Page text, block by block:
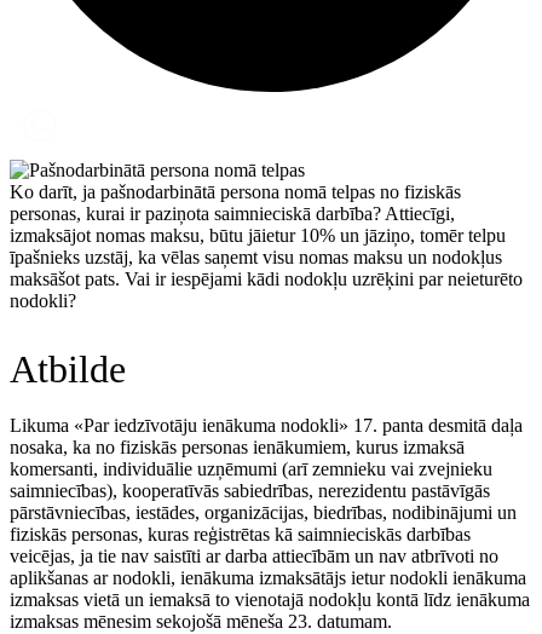
Ko darīt, ja pašnodarbinātā persona nomā telpas no fiziskās
personas, kurai ir paziņota saimnieciskā darbība? Attiecīgi,
izmaksājot nomas maksu, būtu jāietur 10% un jāziņo, tomēr telpu
īpašnieks uzstāj, ka vēlas saņemt visu nomas maksu un nodokļus
maksāšot pats. Vai ir iespējami kādi nodokļu uzrēķini par neieturēto
nodokli?
Atbilde
Likuma «Par iedzīvotāju ienākuma nodokli» 17. panta desmitā daļa
nosaka, ka no fiziskās personas ienākumiem, kurus izmaksā
komersanti, individuālie uzņēmumi (arī zemnieku vai zvejnieku
saimniecības), kooperatīvās sabiedrības, nerezidentu pastāvīgās
pārstāvniecības, iestādes, organizācijas, biedrības, nodibinājumi un
fiziskās personas, kuras reģistrētas kā saimnieciskās darbības
veicējas, ja tie nav saistīti ar darba attiecībām un nav atbrīvoti no
aplikšanas ar nodokli, ienākuma izmaksātājs ietur nodokli ienākuma
izmaksas vietā un iemaksā to vienotajā nodokļu kontā līdz ienākuma
izmaksas mēnesim sekojošā mēneša 23. datumam.